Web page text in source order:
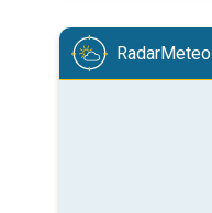
RadarMeteo